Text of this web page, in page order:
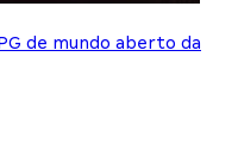
de mundo aberto da